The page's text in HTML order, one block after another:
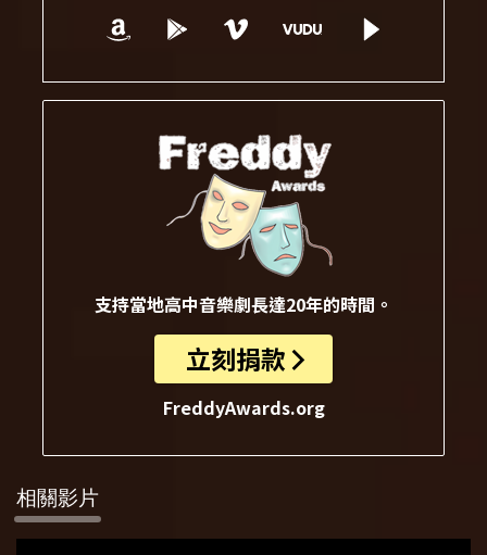
支持當地高中音樂劇長達20年的時間。
立刻捐款
FreddyAwards.org
相關影片